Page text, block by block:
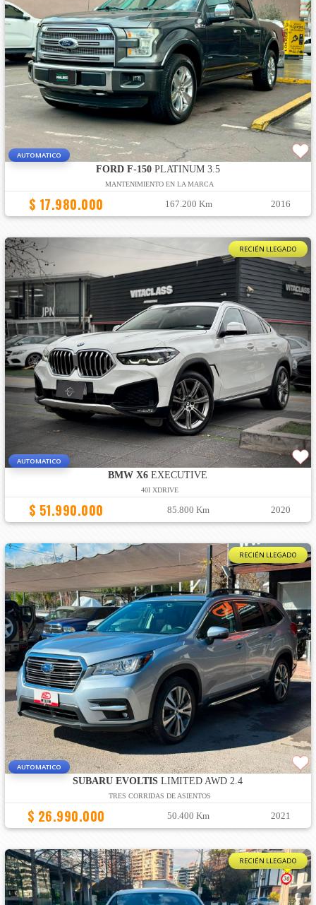
AUTOMATICO
FORD F-150PLATINUM 3.5
MANTENIMIENTO EN LA MARCA
$ 17.980.000 167.200 Km 2016
RECIÉN LLEGADO
AUTOMATICO
BMW X6 EXECUTIVE
40I XDRIVE
$ 51.990.000 85.800 Km 2020
RECIÉN LLEGADO
AUTOMATICO
SUBARU EVOLTIS LIMITED AWD 2.4
TRES CORRIDAS DE ASIENTOS
$ 26.990.000 50.400 Km 2021
RECIÉN LLEGADO